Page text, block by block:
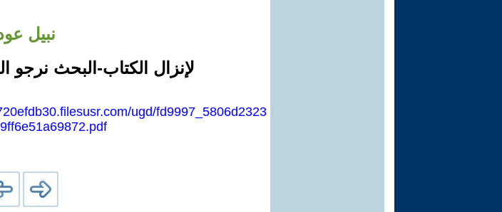
نبيل
لإنزال الكتاب-البحث نرجو
ugd/fd9997_5806d2323